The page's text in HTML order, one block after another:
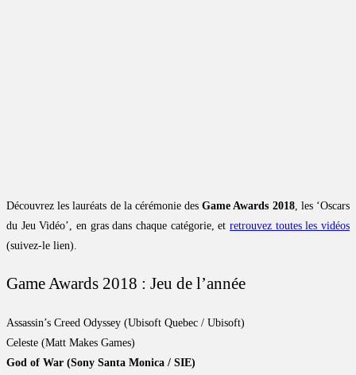
Découvrez les lauréats de la cérémonie desGame Awards 2018, les ‘Oscars
du Jeu Vidéo’, en gras dans chaque catégorie, et retrouvez toutes les vidéos
(suivez-le lien).
Game Awards 2018 : Jeu de l’année
Assassin’s Creed Odyssey (Ubisoft Quebec / Ubisoft)
Celeste (Matt Makes Games)
God of War (Sony Santa Monica / SIE)